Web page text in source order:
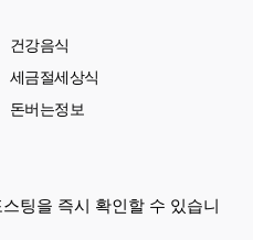
건강음식
세금절세상식
돈버는정보
팅을 즉시 확인할 수 있습니